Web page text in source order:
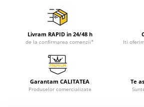
Livram RAPID in 24/48 h
de la confirmarea comenzii* Iti
Garantam CALITATEA
Produselor comercializate
Te